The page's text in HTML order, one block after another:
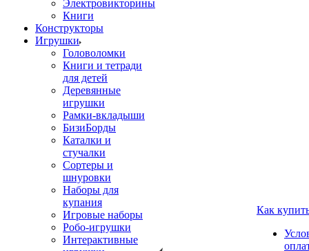
Электровикторины
Книги
Конструкторы
Игрушки
Головоломки
Книги и тетради
для детей
Деревянные
игрушки
Рамки-вкладыши
БизиБорды
Каталки и
стучалки
Сортеры и
шнуровки
Наборы для
купания
Игровые наборы
Робо-игрушки
Интерактивные
Как